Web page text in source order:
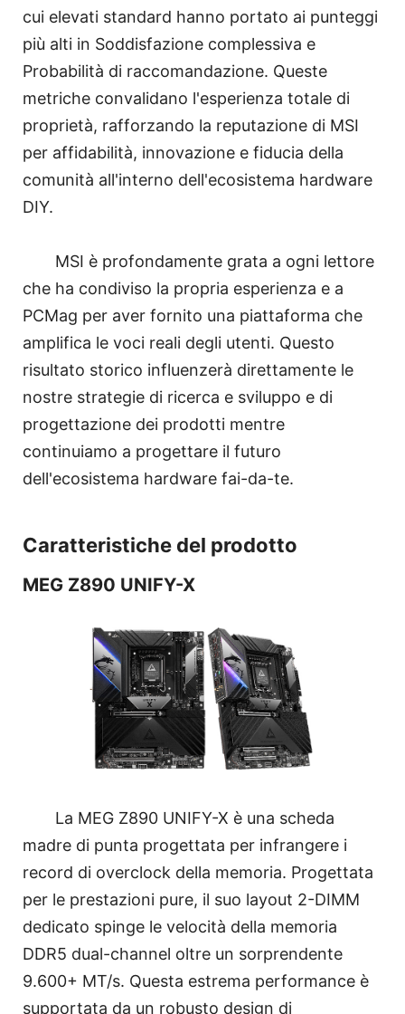
cui elevati standard hanno portato ai punteggi
più alti in Soddisfazione complessiva e
Probabilità di raccomandazione. Queste
metriche convalidano l'esperienza totale di
proprietà, rafforzando la reputazione di MSI
per affidabilità, innovazione e fiducia della
comunità all'interno dell'ecosistema hardware
DIY.
MSI è profondamente grata a ogni lettore
che ha condiviso la propria esperienza e a
PCMag per aver fornito una piattaforma che
amplifica le voci reali degli utenti. Questo
risultato storico influenzerà direttamente le
nostre strategie di ricerca e sviluppo e di
progettazione dei prodotti mentre
continuiamo a progettare il futuro
dell'ecosistema hardware fai-da-te.
Caratteristiche del prodotto
MEG Z890 UNIFY-X
La MEG Z890 UNIFY-X è una scheda
madre di punta progettata per infrangere i
record di overclock della memoria. Progettata
per le prestazioni pure, il suo layout 2-DIMM
dedicato spinge le velocità della memoria
DDR5 dual-channel oltre un sorprendente
9.600+ MT/s. Questa estrema performance è
supportata da un robusto design di